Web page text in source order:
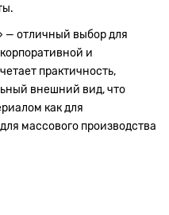
— отличный выбор для
и
практичность,
внешний вид, что
как для
массового производства